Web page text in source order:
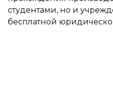
студентами, но и
бесплатной